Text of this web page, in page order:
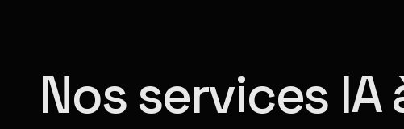
Nos services